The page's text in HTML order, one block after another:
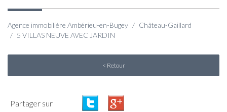
Agence immobilière Ambérieu-en-Bugey
Château-Gaillard
5 VILLAS NEUVE AVEC JARDIN
< Retour
Partager sur